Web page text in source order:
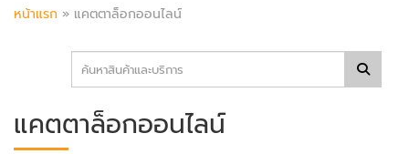
หน้าแรก » แคตตาล็อกออนไลน์
แคตตาล็อกออนไลน์